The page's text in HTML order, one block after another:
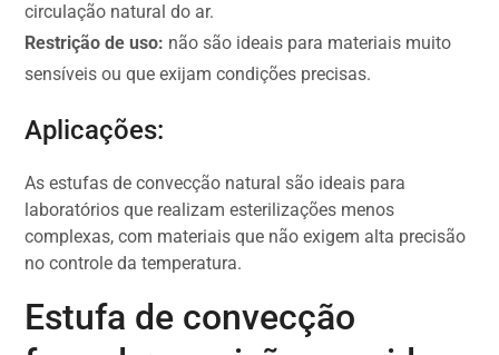
circulação natural do ar.
Restrição de uso: não são ideais para materiais muito
sensíveis ou que exijam condições precisas.
Aplicações:
As estufas de convecção natural são ideais para
laboratórios que realizam esterilizações menos
complexas, com materiais que não exigem alta precisão
no controle da temperatura.
Estufa de convecção